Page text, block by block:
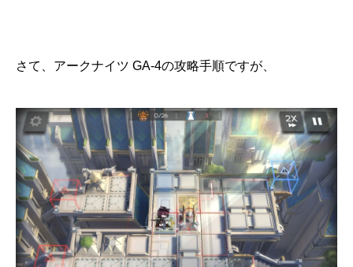
さて、アークナイツ GA-4の攻略手順ですが、